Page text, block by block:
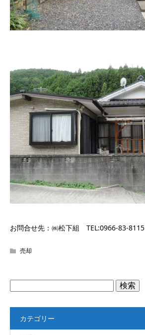
お問合せ先：㈱松下組 TEL:0966-83-8115
売却
カテゴリー